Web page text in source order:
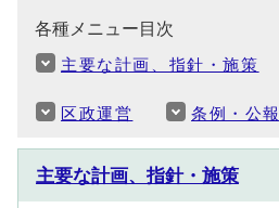
各種メニュー目次
主要な計画、指針・施策
区政運営 条例・公報
主要な計画、指針・施策